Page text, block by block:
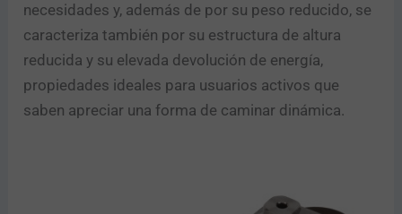
necesidades y, además de por su peso reducido, se
caracteriza también por su estructura de altura
reducida y su elevada devolución de energía,
propiedades ideales para usuarios activos que
saben apreciar una forma de caminar dinámica.